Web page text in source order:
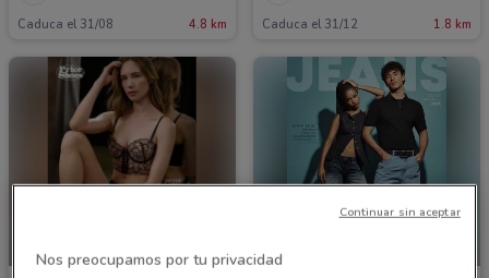
Caduca el 31/08 4.8 km Caduca el 31/12 1.8 km
Nos preocupamos por tu privacidad
Continuar sin aceptar